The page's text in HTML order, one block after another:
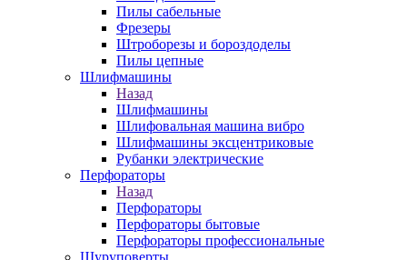
Пилы сабельные
Фрезеры
Штроборезы и бороздоделы
Пилы цепные
Шлифмашины
Назад
Шлифмашины
Шлифовальная машина вибро
Шлифмашины эксцентриковые
Рубанки электрические
Перфораторы
Назад
Перфораторы
Перфораторы бытовые
Перфораторы профессиональные
Шуруповерты